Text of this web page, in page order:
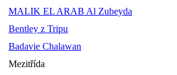
MALIK EL ARAB Al Zubeyda
Bentley z Tripu
Badavie Chalawan
Mezitřída